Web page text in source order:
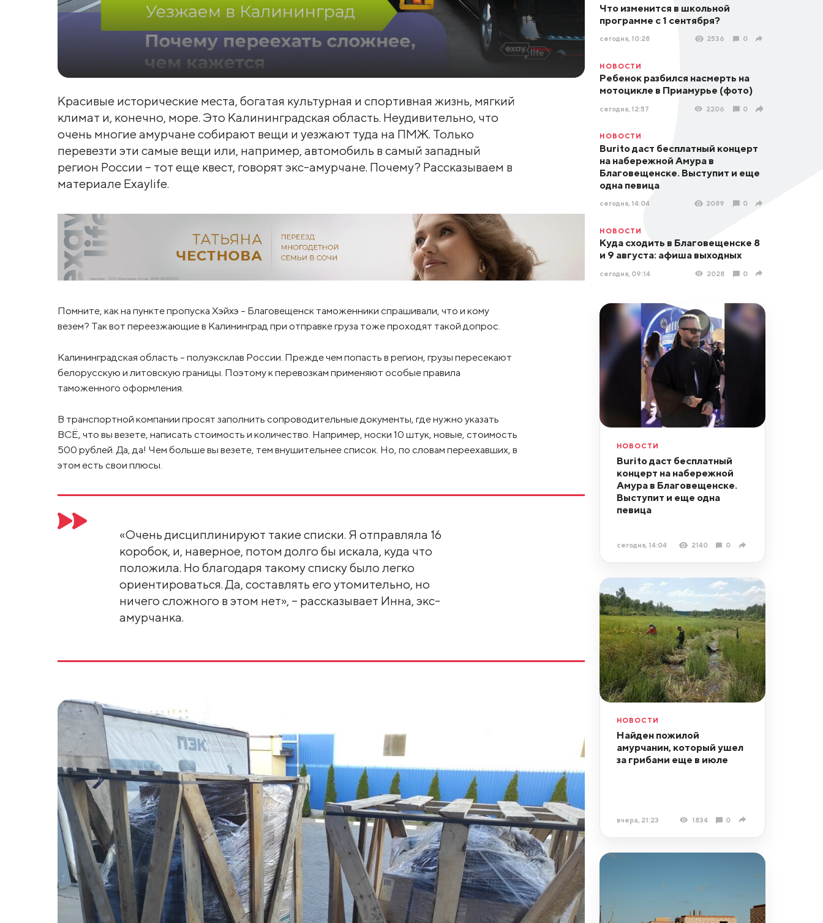
Красивые исторические места, богатая культурная и спортивная жизнь, мягкий
климат и, конечно, море. Это Калининградская область. Неудивительно, что
очень многие амурчане собирают вещи и уезжают туда на ПМЖ. Только
перевезти эти самые вещи или, например, автомобиль в самый западный
регион России – тот еще квест, говорят экс-амурчане. Почему? Рассказываем в
материале Exaylife.
Помните, как на пункте пропуска Хэйхэ – Благовещенск таможенники спрашивали, что и кому
везем? Так вот переезжающие в Калининград при отправке груза тоже проходят такой допрос.
Калининградская область – полуэксклав России. Прежде чем попасть в регион, грузы пересекают
белорусскую и литовскую границы. Поэтому к перевозкам применяют особые правила
таможенного оформления.
В транспортной компании просят заполнить сопроводительные документы, где нужно указать
ВСЁ, что вы везете, написать стоимость и количество. Например, носки 10 штук, новые, стоимость
500 рублей. Да, да! Чем больше вы везете, тем внушительнее список. Но, по словам переехавших, в
этом есть свои плюсы.
«Очень дисциплинируют такие списки. Я отправляла 16
коробок, и, наверное, потом долго бы искала, куда что
положила. Но благодаря такому списку было легко
ориентироваться. Да, составлять его утомительно, но
ничего сложного в этом нет», – рассказывает Инна, экс-
амурчанка.
Что изменится в школьной
программе с 1 сентября?
сегодня, 10:28 2536 0
НОВОСТИ
Ребенок разбился насмерть на
мотоцикле в Приамурье (фото)
сегодня, 12:57 2206 0
НОВОСТИ
Burito даст бесплатный концерт
на набережной Амура в
Благовещенске. Выступит и еще
одна певица
сегодня, 14:04 2089 0
НОВОСТИ
Куда сходить в Благовещенске 8
и 9 августа: афиша выходных
сегодня, 09:14 2028 0
НОВОСТИ
Burito даст бесплатный
концерт на набережной
Амура в Благовещенске.
Выступит и еще одна
певица
сегодня, 14:04 2140 0
НОВОСТИ
Найден пожилой
амурчанин, который ушел
за грибами еще в июле
вчера, 21:23 1834 0